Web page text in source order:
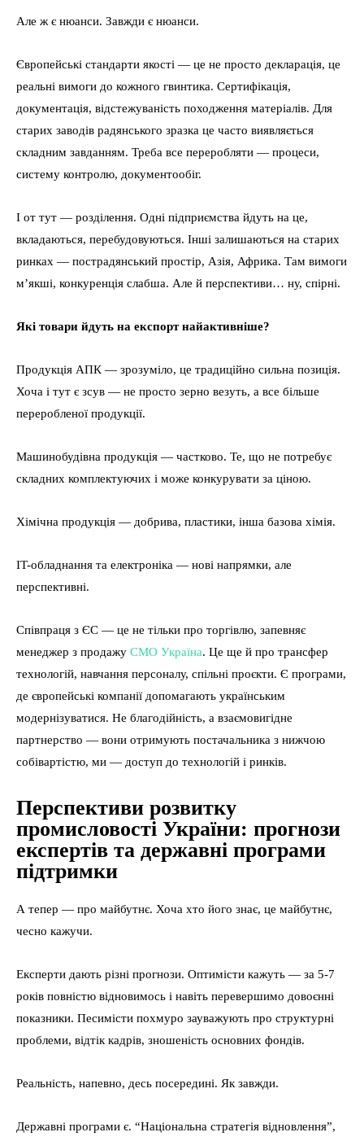
Але ж є нюанси. Завжди є нюанси.
Європейські стандарти якості — це не просто декларація, це
реальні вимоги до кожного гвинтика. Сертифікація,
документація, відстежуваність походження матеріалів. Для
старих заводів радянського зразка це часто виявляється
складним завданням. Треба все переробляти — процеси,
систему контролю, документообіг.
І от тут — розділення. Одні підприємства йдуть на це,
вкладаються, перебудовуються. Інші залишаються на старих
ринках — пострадянський простір, Азія, Африка. Там вимоги
м’якші, конкуренція слабша. Але й перспективи… ну, спірні.
Які товари йдуть на експорт найактивніше?
Продукція АПК — зрозуміло, це традиційно сильна позиція.
Хоча і тут є зсув — не просто зерно везуть, а все більше
переробленої продукції.
Машинобудівна продукція — частково. Те, що не потребує
складних комплектуючих і може конкурувати за ціною.
Хімічна продукція — добрива, пластики, інша базова хімія.
IT-обладнання та електроніка — нові напрямки, але
перспективні.
Співпраця з ЄС — це не тільки про торгівлю, запевняє
менеджер з продажу СМО Україна. Це ще й про трансфер
технологій, навчання персоналу, спільні проєкти. Є програми,
де європейські компанії допомагають українським
модернізуватися. Не благодійність, а взаємовигідне
партнерство — вони отримують постачальника з нижчою
собівартістю, ми — доступ до технологій і ринків.
Перспективи розвитку
промисловості України: прогнози
експертів та державні програми
підтримки
А тепер — про майбутнє. Хоча хто його знає, це майбутнє,
чесно кажучи.
Експерти дають різні прогнози. Оптимісти кажуть — за 5-7
років повністю відновимось і навіть перевершимо довоєнні
показники. Песимісти похмуро зауважують про структурні
проблеми, відтік кадрів, зношеність основних фондів.
Реальність, напевно, десь посередині. Як завжди.
Державні програми є. “Національна стратегія відновлення”,